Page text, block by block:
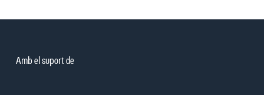
Amb el suport de